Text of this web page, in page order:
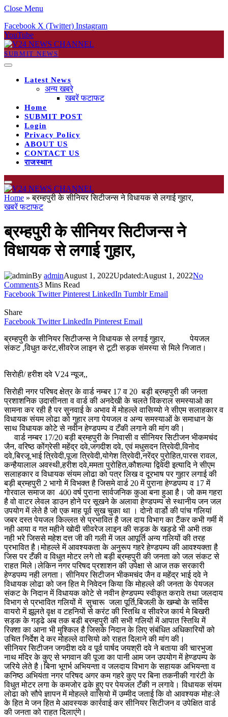
Close Menu
Facebook X (Twitter) Instagram
YouTube
SUBMIT NEWS
Latest News
अन्य खबरे
खबरें फटाफट
Home
SUBMIT POST
Login
Privacy Policy
ABOUT US
CONTACT US
राजस्थान
Home »ब्रम्हपुरी के सीनियर सिटीजन्स ने विधायक से लगाई गुहार,
खबरें फटाफट
ब्रम्हपुरी के सीनियर सिटीजन्स ने
विधायक से लगाई गुहार,
By adminAugust 1, 2022Updated:August 1, 2022No
Comments3 Mins Read
Facebook Twitter Pinterest LinkedIn Tumblr Email
Share
Facebook Twitter LinkedIn Pinterest Email
ब्रम्हपुरी के सीनियर सिटीजन्स ने विधायक से लगाई गुहार, पेयजल
संकट ,विधुत करंट,सीवरेज लाइन से टूटी सड़क संमस्या से मिले निजात।
सिरोही/ हरीश दवे V24 न्यूज,,
सिरोही नगर परिषद क्षेत्र के वार्ड नम्बर 17 व 20 बड़ी ब्रम्हपुरी की जनता
प्रशाशनिक उदासीनता व वार्ड की अनदेखी के चलते विकराल समस्याओ का
सामना कर रही है पर सुनवाई के अभाव में मोहल्ले वासिय्यो ने सीएम सलाहकार व
विधायक संयम लोढा को गुहार लगा पेयजल व अन्य समस्याओं के समाधान के
साथ विधायक कोटे से नवीन हेण्डपम्प व टँकी लगाने की मांग की।
वार्ड नम्बर 17/20 बड़ी ब्रम्हपुरी के निवासी व सीनियर सिटीजन भीकमचंद
जैन, वरिष्ठ कोंग्रेसी महेंद्र दवे,जगदीश दवे, एवं मधुसदन त्रिवेदी,विनोद
दवे,बिरजू भाई त्रिवेदी,पूजा त्रिवेदी,योगेश त्रिवेदी,नरेंद्र पुरोहित,पारस रावल,
कन्हैयालाल अवस्थी,हरीश दवे,ममता पुरोहित,कौशल्या द्विवेदी इत्यादि ने सीएम
सलाहकार व विधायक संयम लोढा को पत्र लिख व दूरभाष पर गुहार लगाई की
बड़ी ब्रम्हपुरी 2 भागो में विभक्त है जिसमे वार्ड 20 में पुराना हेण्डपम्प व 17 में
गोरवाल समाज का 400 वर्ष पुराना सार्वजनिक कुआ बना हुआ है। जो कम गहरा
है वो वाटर लेवल डाउन होने पर सूखने के अलावा हेण्डपम्प से स्थानीय जन जल
उपयोग में लेते है जो एक माह पूर्व सुख चुका था । दोनो वार्डो की पांच गलियां
जबर दस्त पेयजल किल्लत से प्रभावित है जल दाय विभाग का टैंकर कभी गर्मी में
नही आया व गत महीने खोदी सीवरेज लाइन की सड़क के खड्डे भी अभी तक
नही भरे जिससे महेश दत्त जी की गली में जल आपूर्ति अन्य गलियों की तरह
प्रभावित है।मोहल्ले में आवश्यकता के अनुरूप गहरे हेण्डपम्प की आवश्यक्ता है
जिस पर टँकी व विधुत मोटर लगे तो बड़ी ब्रम्हपुरी की जनता को जल संकट से
राहत मिले।लेकिन नगर परिषद प्रशाशन की उपेक्षा से आज तक सरकारी
हेण्डपम्प नही लगता। सीनियर सिटीजन भीकमचंद जैन व महेंद्र भाई दवे ने
विधायक लोढा को जन हित मे निवेदन किया कि मोहल्ले की जनता के पेयजल
संकट के निदान में विधायक कोटे से नवीन हेण्डपम्प स्वीकृत करावे तथा जलदाय
विभाग से प्रभावित गलियों में सुचारू जला पूर्ति,बिजली के खम्बो के सर्विस
वायरो में झूलते वृक्ष व टहनियों से करंट की स्तिथि व सीवरेज कार्य मे बिखरी
सड़क के गड्ढे अब तक बडी ब्रम्हपुरी की सभी गलियों में आपात स्तिथि में
रिक्शा का आना भी मुश्किल है जिसके निदान के लिए संबंधित अधिकारियों को
उचित निर्देश दे कर मोहल्ले वासियो को राहत दिलाने की मांग की।
सीनियर सिटीजन जगदीश दवे व पूर्व पार्षद जयश्री दवे ने बताया की चारभुजा
नाथ मंदिर के कुए से भगवान की पूजा का पानी आम जन उपयोग में हेण्डपम्प के
जरिये लेते है।बिना भूगर्भ अभियन्ता व जलदाय विभाग के सहायक अभियन्ता व
कनिष्ठ अभियंता नगर परिषद अगर कम गहरे कुए पर बिना तकनीकी गारंटी के
विधुत मोटर लगा के कमजोर ढके हुए पर पेयजल टँकी न लगावे। विधायक संयम
लोढा को सौपे ज्ञापन में मोहल्ले वासियो में उम्मीद जताई कि वो आवश्यक मोहःले
के हित मे जन हित मे आवस्यक कार्रवाई कर सीनियर सिटीजन व उपेक्षित वार्ड
की जनता को राहत दिलाएंगे।